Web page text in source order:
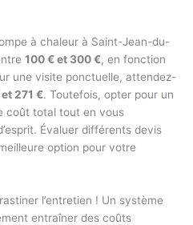
à chaleur à Saint-Jean-du-
100 € et 300 €, en fonction
une visite ponctuelle, attendez-
271 €. Toutefois, opter pour un
coût total tout en vous
Évaluer différents devis
option pour votre
l’entretien ! Un système
entraîner des coûts